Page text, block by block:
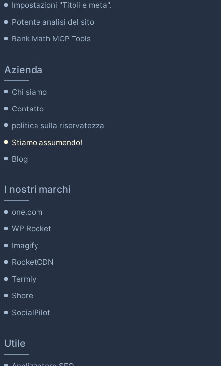
Impostazioni "Titoli e meta".
Potente analisi del sito
Rank Math MCP Tools
Azienda
Chi siamo
Contatto
politica sulla riservatezza
Stiamo assumendo!
Blog
I nostri marchi
one.com
WP Rocket
Imagify
RocketCDN
Termly
Shore
SocialPilot
Utile